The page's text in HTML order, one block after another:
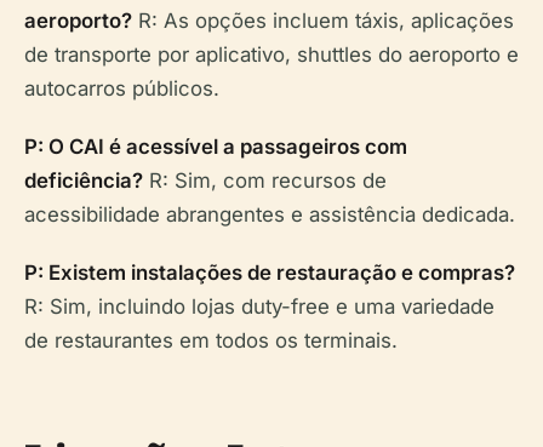
aeroporto? R: As opções incluem táxis, aplicações
de transporte por aplicativo, shuttles do aeroporto e
autocarros públicos.
P: O CAI é acessível a passageiros com
deficiência? R: Sim, com recursos de
acessibilidade abrangentes e assistência dedicada.
P: Existem instalações de restauração e compras?
R: Sim, incluindo lojas duty-free e uma variedade
de restaurantes em todos os terminais.